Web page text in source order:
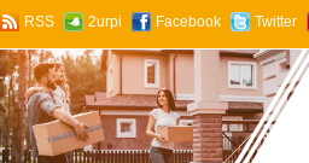
RSS 2urpi Facebook Twitter